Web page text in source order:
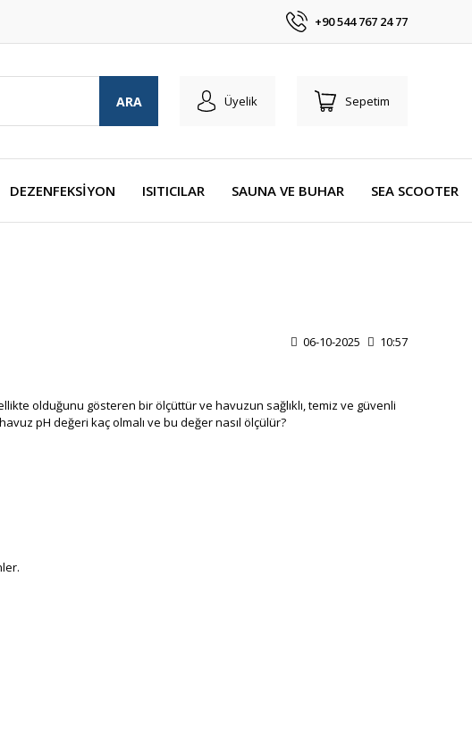
+90 544 767 24 77
ARA Üyelik Sepetim
DEZENFEKSİYON ISITICILAR SAUNA VE BUHAR SEA SCOOTER
06-10-2025 10:57
olduğunu gösteren bir ölçüttür ve havuzun sağlıklı, temiz ve güvenli
pH değeri kaç olmalı ve bu değer nasıl ölçülür?